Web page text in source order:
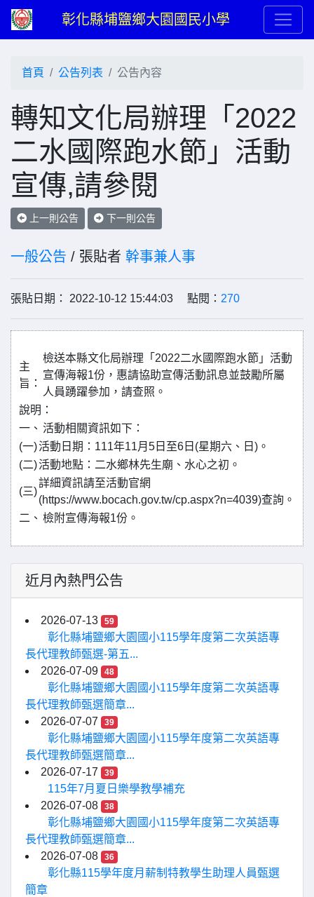
彰化縣埔鹽鄉大園國民小學
首頁 公告列表 公告內容
轉知文化局辦理「2022
二水國際跑水節」活動
宣傳,請參閱
上一則公告 下一則公告
一般公告 / 張貼者 幹事兼人事
張貼日期： 2022-10-12 15:44:03 點閱： 270
主
旨：
檢送本縣文化局辦理「2022二水國際跑水節」活動
宣傳海報1份，惠請協助宣傳活動訊息並鼓勵所屬
人員踴躍參加，請查照。
說明：
一、 活動相關資訊如下：
(一)活動日期：111年11月5日至6日(星期六、日)。
(二)活動地點：二水鄉林先生廟、水心之初。
(三)
詳細資訊請至活動官網
(https://www.bocach.gov.tw/cp.aspx?n=4039)查詢。
二、 檢附宣傳海報1份。
近月內熱門公告
2026-07-13 59
彰化縣埔鹽鄉大園國小115學年度第二次英語專
長代理教師甄選-第五...
2026-07-09
48
彰化縣埔鹽鄉大園國小115學年度第二次英語專
長代理教師甄選簡章...
2026-07-07
39
彰化縣埔鹽鄉大園國小115學年度第二次英語專
長代理教師甄選簡章...
2026-07-17
39
115年7月夏日樂學教學補充
2026-07-08
38
彰化縣埔鹽鄉大園國小115學年度第二次英語專
長代理教師甄選簡章...
2026-07-08
36
彰化縣115學年度月薪制特教學生助理人員甄選
簡章